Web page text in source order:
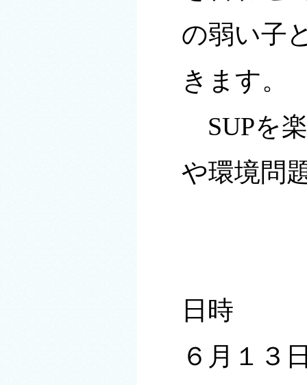
の弱い子
きます。
SUPを
や環境問
日時
６月１３